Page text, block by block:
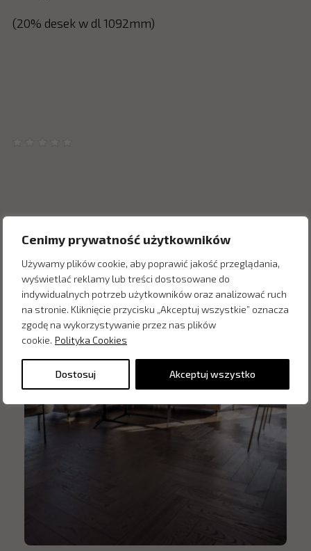
Cenimy prywatność użytkowników
Używamy plików cookie, aby poprawić jakość przeglądania,
wyświetlać reklamy lub treści dostosowane do
indywidualnych potrzeb użytkowników oraz analizować ruch
na stronie. Kliknięcie przycisku „Akceptuj wszystkie” oznacza
zgodę na wykorzystywanie przez nas plików
cookie. Polityka Cookies
Dostosuj Akceptuj wszystko
(20% desek w dl 1092mm)
Inne produkty z kategorii